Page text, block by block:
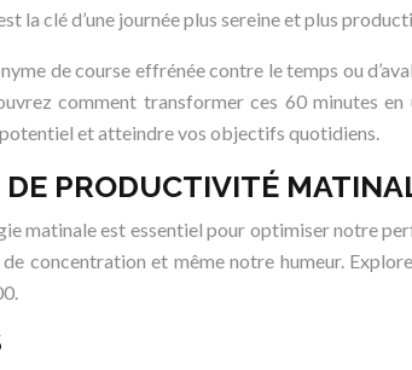
la clé d’une journée plus sereine et plus
de course effrénée contre le temps ou
comment transformer ces 60 minutes
et atteindre vos objectifs quotidiens.
PRODUCTIVITÉ
matinale est essentiel pour optimiser notre
concentration et même notre humeur.